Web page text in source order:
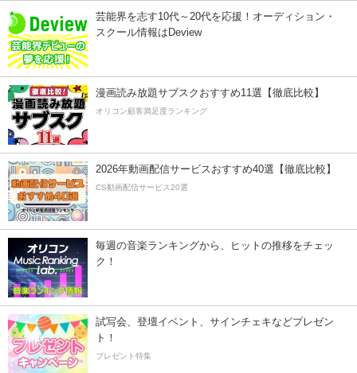
芸能界を志す10代～20代を応援！オーディション・
スクール情報はDeview
漫画読み放題サブスクおすすめ11選【徹底比較】
オリコン顧客満足度ランキング
2026年動画配信サービスおすすめ40選【徹底比較】
CS動画配信サービス20選
毎週の音楽ランキングから、ヒットの推移をチェッ
ク！
試写会、登壇イベント、サインチェキなどプレゼン
ト！
プレゼント特集